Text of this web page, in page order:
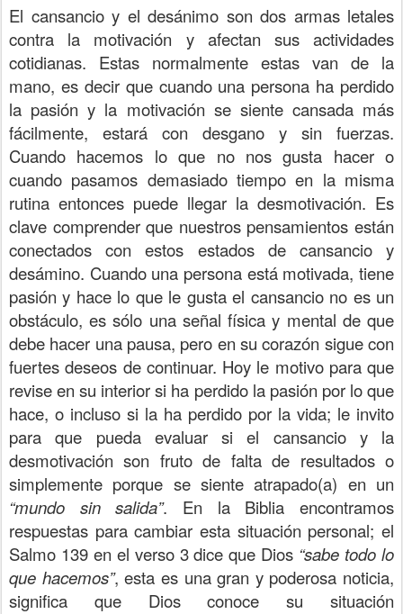
El cansancio y el desánimo son dos armas letales
contra la motivación y afectan sus actividades
cotidianas. Estas normalmente estas van de la
mano, es decir que cuando una persona ha perdido
la pasión y la motivación se siente cansada más
fácilmente, estará con desgano y sin fuerzas.
Cuando hacemos lo que no nos gusta hacer o
cuando pasamos demasiado tiempo en la misma
rutina entonces puede llegar la desmotivación. Es
clave comprender que nuestros pensamientos están
conectados con estos estados de cansancio y
desámino. Cuando una persona está motivada, tiene
pasión y hace lo que le gusta el cansancio no es un
obstáculo, es sólo una señal física y mental de que
debe hacer una pausa, pero en su corazón sigue con
fuertes deseos de continuar. Hoy le motivo para que
revise en su interior si ha perdido la pasión por lo que
hace, o incluso si la ha perdido por la vida; le invito
para que pueda evaluar si el cansancio y la
desmotivación son fruto de falta de resultados o
simplemente porque se siente atrapado(a) en un
“mundo sin salida”. En la Biblia encontramos
respuestas para cambiar esta situación personal; el
Salmo 139 en el verso 3 dice que Dios “sabe todo lo
que hacemos”, esta es una gran y poderosa noticia,
significa que Dios conoce su situación